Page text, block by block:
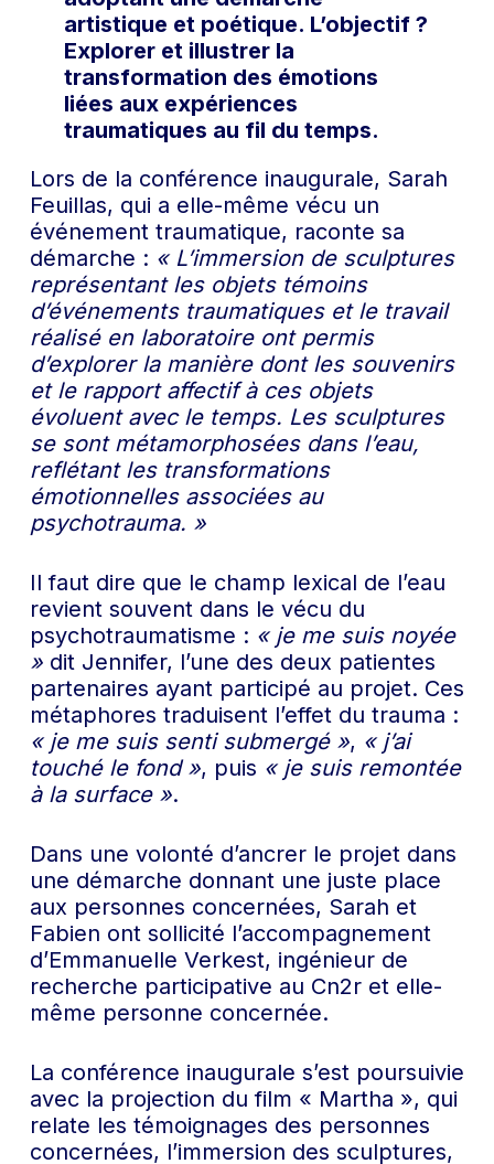
artistique et poétique. L’objectif ?
Explorer et illustrer la
transformation des émotions
liées aux expériences
traumatiques au fil du temps.
Lors de la conférence inaugurale, Sarah
Feuillas, qui a elle-même vécu un
événement traumatique, raconte sa
démarche : « L’immersion de sculptures
représentant les objets témoins
d’événements traumatiques et le travail
réalisé en laboratoire ont permis
d’explorer la manière dont les souvenirs
et le rapport affectif à ces objets
évoluent avec le temps. Les sculptures
se sont métamorphosées dans l’eau,
reflétant les transformations
émotionnelles associées au
psychotrauma. »
Il faut dire que le champ lexical de l’eau
revient souvent dans le vécu du
psychotraumatisme : « je me suis noyée
»dit Jennifer, l’une des deux patientes
partenaires ayant participé au projet. Ces
métaphores traduisent l’effet du trauma :
« je me suis senti submergé », « j’ai
touché le fond », puis « je suis remontée
à la surface ».
Dans une volonté d’ancrer le projet dans
une démarche donnant une juste place
aux personnes concernées, Sarah et
Fabien ont sollicité l’accompagnement
d’Emmanuelle Verkest, ingénieur de
recherche participative au Cn2r et elle-
même personne concernée.
La conférence inaugurale s’est poursuivie
avec la projection du film « Martha », qui
relate les témoignages des personnes
concernées, l’immersion des sculptures,